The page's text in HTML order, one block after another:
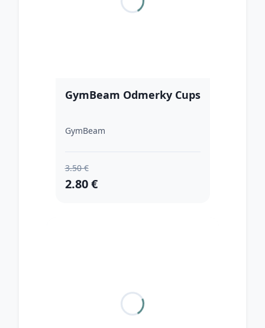
GymBeam Odmerky Cups
GymBeam
3.50 €
2.80 €